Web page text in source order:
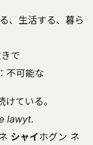
、生活する、暮ら
で
可能な
ている。
lawyt.
シャイホグン ネ